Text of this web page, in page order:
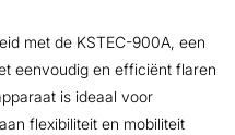
met de KSTEC-900A, een
eenvoudig en efficiënt flaren
is ideaal voor
flexibiliteit en mobiliteit